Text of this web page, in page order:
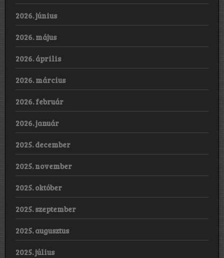
2026. június
2026. május
2026. április
2026. március
2026. február
2026. január
2025. december
2025. november
2025. október
2025. szeptember
2025. augusztus
2025. július